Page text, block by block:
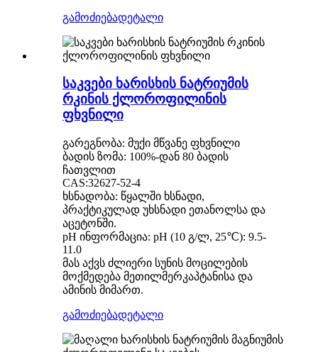
გამოძიებადეტალი
საკვები ხარისხის ნატრიუმის
რკინის ქლოროფილინის
ფხვნილი
გარეგნობა: მუქი მწვანე ფხვნილი
ბადის ზომა: 100%-დან 80 ბადის
ჩათვლით
CAS:32627-52-4
ხსნადობა: წყალში ხსნადი,
პრაქტიკულად უხსნადი ეთანოლსა და
აცეტონში.
pH ინფორმაცია: pH (10 გ/ლ, 25℃): 9.5-
11.0
მას აქვს ძლიერი სუნის მოცილების
მოქმედება მეთილმერკაპტანისა და
ამინის მიმართ.
გამოძიებადეტალი